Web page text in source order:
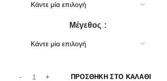
Μέγεθος
ΠΡΟΣΘΉΚΗ ΣΤΟ ΚΑΛΆΘΙ